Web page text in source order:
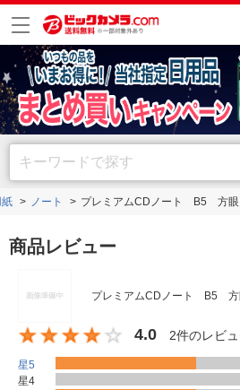
ノート プレミアムCDノート B5 方
商品レビュー
プレミアムCDノート B5
4.0 2件のレビ
星5
星4